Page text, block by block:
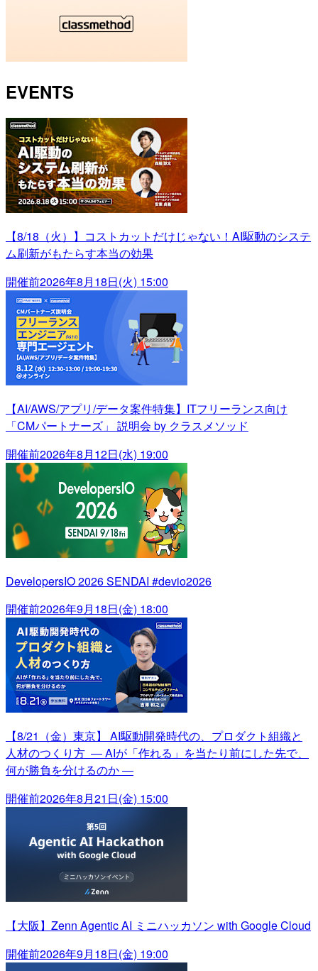
EVENTS
【8/18（火）】コストカットだけじゃない！AI駆動のシステ
ム刷新がもたらす本当の効果
開催前2026年8月18日(火) 15:00
【AI/AWS/アプリ/データ案件特集】ITフリーランス向け
「CMパートナーズ」 説明会 by クラスメソッド
開催前2026年8月12日(水) 19:00
DevelopersIO 2026 SENDAI #devio2026
開催前2026年9月18日(金) 18:00
【8/21（金）東京】 AI駆動開発時代の、プロダクト組織と
人材のつくり方 ― AIが「作れる」を当たり前にした先で、
何が勝負を分けるのか ―
開催前2026年8月21日(金) 15:00
【大阪】Zenn Agentic AI ミニハッカソン with Google Cloud
開催前2026年9月18日(金) 19:00